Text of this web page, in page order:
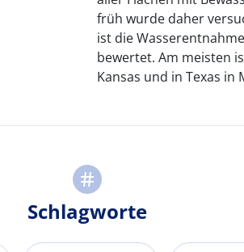
früh wurde daher
ist die
bewertet. Am meisten
Kansas und in Texas in
Schlagworte